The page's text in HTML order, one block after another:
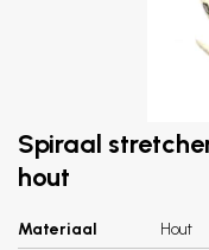
Spiraal
hout
Materiaal Hout